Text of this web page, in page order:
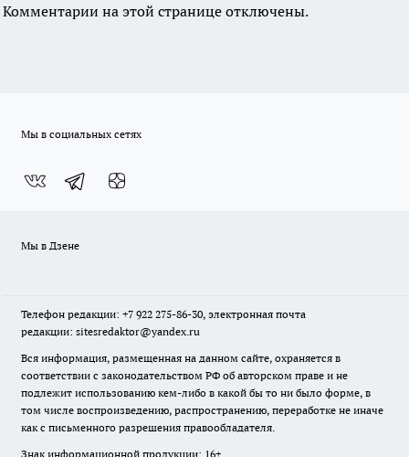
Комментарии на этой странице отключены.
Мы в социальных сетях
Мы в Дзене
Телефон редакции: +7 922 275-86-30, электронная почта
редакции: sitesredaktor@yandex.ru
Вся информация, размещенная на данном сайте, охраняется в
соответствии с законодательством РФ об авторском праве и не
подлежит использованию кем-либо в какой бы то ни было форме, в
том числе воспроизведению, распространению, переработке не иначе
как с письменного разрешения правообладателя.
Знак информационной продукции: 16+.